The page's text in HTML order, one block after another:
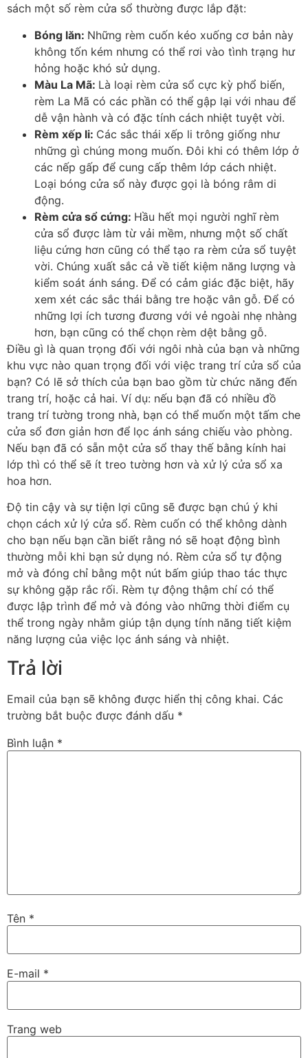
sách một số rèm cửa sổ thường được lắp đặt:
Bóng lăn: Những rèm cuốn kéo xuống cơ bản này
không tốn kém nhưng có thể rơi vào tình trạng hư
hỏng hoặc khó sử dụng.
Màu La Mã: Là loại rèm cửa sổ cực kỳ phổ biến,
rèm La Mã có các phần có thể gập lại với nhau để
dễ vận hành và có đặc tính cách nhiệt tuyệt vời.
Rèm xếp li: Các sắc thái xếp li trông giống như
những gì chúng mong muốn. Đôi khi có thêm lớp ở
các nếp gấp để cung cấp thêm lớp cách nhiệt.
Loại bóng cửa sổ này được gọi là bóng râm di
động.
Rèm cửa sổ cứng: Hầu hết mọi người nghĩ rèm
cửa sổ được làm từ vải mềm, nhưng một số chất
liệu cứng hơn cũng có thể tạo ra rèm cửa sổ tuyệt
vời. Chúng xuất sắc cả về tiết kiệm năng lượng và
kiểm soát ánh sáng. Để có cảm giác đặc biệt, hãy
xem xét các sắc thái bằng tre hoặc vân gỗ. Để có
những lợi ích tương đương với vẻ ngoài nhẹ nhàng
hơn, bạn cũng có thể chọn rèm dệt bằng gỗ.
Điều gì là quan trọng đối với ngôi nhà của bạn và những
khu vực nào quan trọng đối với việc trang trí cửa sổ của
bạn? Có lẽ sở thích của bạn bao gồm từ chức năng đến
trang trí, hoặc cả hai. Ví dụ: nếu bạn đã có nhiều đồ
trang trí tường trong nhà, bạn có thể muốn một tấm che
cửa sổ đơn giản hơn để lọc ánh sáng chiếu vào phòng.
Nếu bạn đã có sẵn một cửa sổ thay thế bằng kính hai
lớp thì có thể sẽ ít treo tường hơn và xử lý cửa sổ xa
hoa hơn.
Độ tin cậy và sự tiện lợi cũng sẽ được bạn chú ý khi
chọn cách xử lý cửa sổ. Rèm cuốn có thể không dành
cho bạn nếu bạn cần biết rằng nó sẽ hoạt động bình
thường mỗi khi bạn sử dụng nó. Rèm cửa sổ tự động
mở và đóng chỉ bằng một nút bấm giúp thao tác thực
sự không gặp rắc rối. Rèm tự động thậm chí có thể
được lập trình để mở và đóng vào những thời điểm cụ
thể trong ngày nhằm giúp tận dụng tính năng tiết kiệm
năng lượng của việc lọc ánh sáng và nhiệt.
Trả lời
Email của bạn sẽ không được hiển thị công khai. Các
trường bắt buộc được đánh dấu *
Bình luận *
Tên *
E-mail *
Trang web